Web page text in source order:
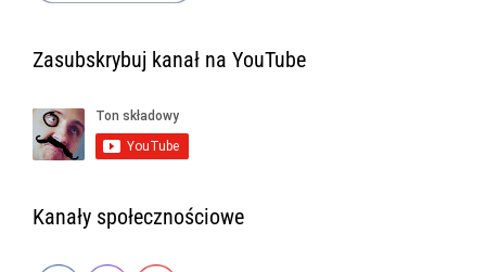
Zasubskrybuj kanał na YouTube
Kanały społecznościowe